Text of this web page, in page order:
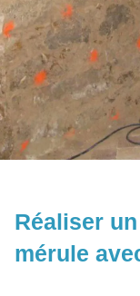
Réaliser
mérule